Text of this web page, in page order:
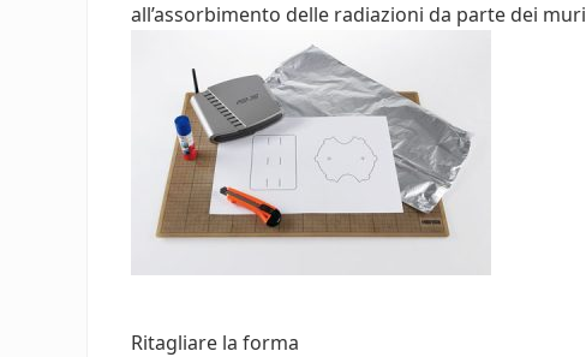
all’assorbimento delle radiazioni da parte dei muri
Ritagliare la forma